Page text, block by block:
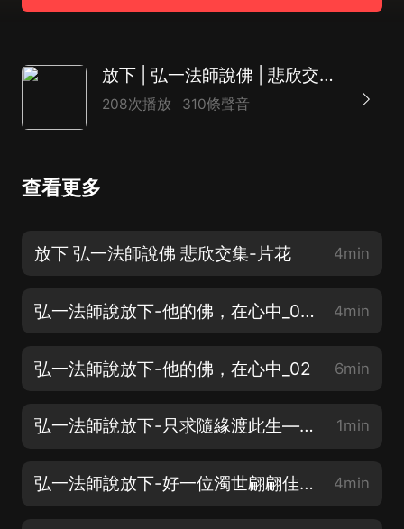
放下 | 弘一法師說佛 | 悲欣交集 李叔同人生智慧經典薈萃
208次播放 310條聲音
查看更多
放下 弘一法師說佛 悲欣交集-片花 4min
弘一法師說放下-他的佛，在心中_01（歡迎訂閱） 4min
弘一法師說放下-他的佛，在心中_02 6min
弘一法師說放下-只求隨緣渡此生—弘一大師的佛緣 1min
弘一法師說放下-好一位濁世翩翩佳公子_01（歡迎訂閱） 4min